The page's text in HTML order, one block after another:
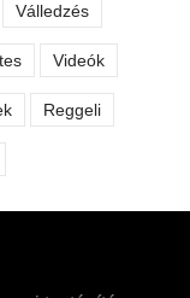
Válledzés
Videók
Reggeli